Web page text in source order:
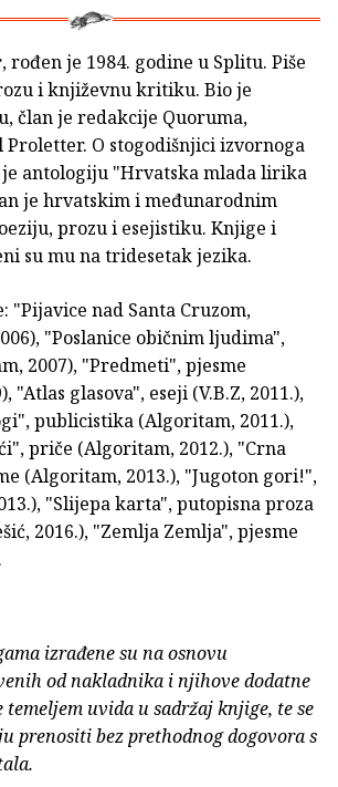
, rođen je 1984. godine u Splitu. Piše
i književnu kritiku. Bio je
član je redakcije Quoruma,
O stogodišnjici izvornoga
antologiju "Hrvatska mlada lirika
je hrvatskim i međunarodnim
prozu i esejistiku. Knjige i
su mu na tridesetak jezika.
"Pijavice nad Santa Cruzom,
"Poslanice običnim ljudima",
2007), "Predmeti", pjesme
"Atlas glasova", eseji (V.B.Z, 2011.),
publicistika (Algoritam, 2011.),
priče (Algoritam, 2012.), "Crna
(Algoritam, 2013.), "Jugoton gori!",
"Slijepa karta", putopisna proza
2016.), "Zemlja Zemlja", pjesme
izrađene su na osnovu
od nakladnika i njihove dodatne
temeljem uvida u sadržaj knjige, te se
prenositi bez prethodnog dogovora s